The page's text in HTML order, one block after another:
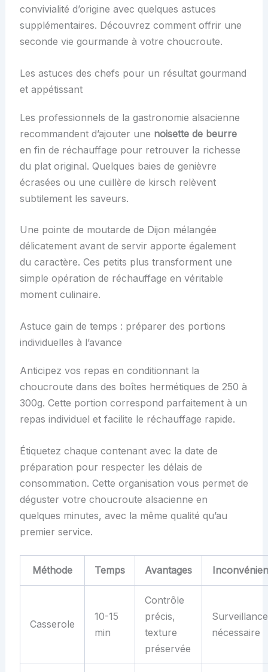
convivialité d’origine avec quelques astuces
supplémentaires. Découvrez comment offrir une
seconde vie gourmande à votre choucroute.
Les astuces des chefs pour un résultat gourmand
et appétissant
Les professionnels de la gastronomie alsacienne
recommandent d’ajouter une noisette de beurre
en fin de réchauffage pour retrouver la richesse
du plat original. Quelques baies de genièvre
écrasées ou une cuillère de kirsch relèvent
subtilement les saveurs.
Une pointe de moutarde de Dijon mélangée
délicatement avant de servir apporte également
du caractère. Ces petits plus transforment une
simple opération de réchauffage en véritable
moment culinaire.
Astuce gain de temps : préparer des portions
individuelles à l’avance
Anticipez vos repas en conditionnant la
choucroute dans des boîtes hermétiques de 250 à
300g. Cette portion correspond parfaitement à un
repas individuel et facilite le réchauffage rapide.
Étiquetez chaque contenant avec la date de
préparation pour respecter les délais de
consommation. Cette organisation vous permet de
déguster votre choucroute alsacienne en
quelques minutes, avec la même qualité qu’au
premier service.
Méthode Temps Avantages
Casserole
10-15
min
Contrôle
précis,
texture
préservée
Surveillance
nécessaire